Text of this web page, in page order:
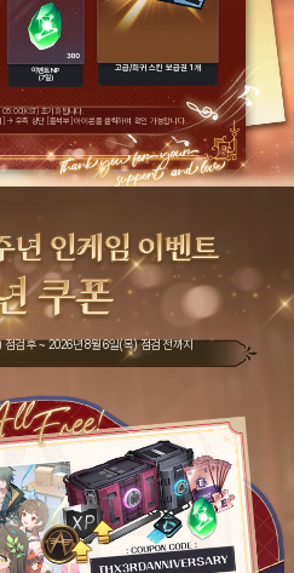
이벤트 NP
(7일)
고급/희귀 스킨 보급권 1개
초기화됩니다.
→ 우측 상단 [출석부] 아이콘을 클릭하여 확인 가능합니다.
검 후 ~ 2026년 8월 6일(목) 점검 전까지